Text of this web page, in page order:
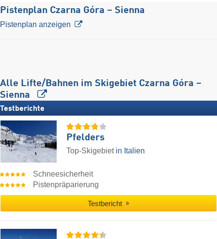
Pistenplan Czarna Góra – Sienna
Pistenplan anzeigen
Alle Lifte/Bahnen im Skigebiet Czarna Góra –
Sienna
Testberichte
Pfelders
Top-Skigebiet in Italien
Schneesicherheit
Pistenpräparierung
Testbericht